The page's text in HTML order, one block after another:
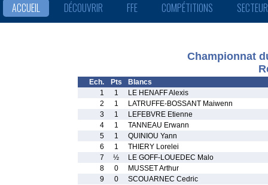
ACCUEIL DÉCOUVRIR FFE COMPÉTITIONS
Championnat
Ech. Pts
Blancs
1
1
LE HENAFF Alexis
2
1
LATRUFFE-BOSSANT Maiwenn
3
1
LEFEBVRE Etienne
4
1
TANNEAU Erwann
5
1
QUINIOU Yann
6
1
THIERY Lorelei
7
½
LE GOFF-LOUEDEC Malo
8
0
MUSSET Arthur
9
0
SCOUARNEC Cedric